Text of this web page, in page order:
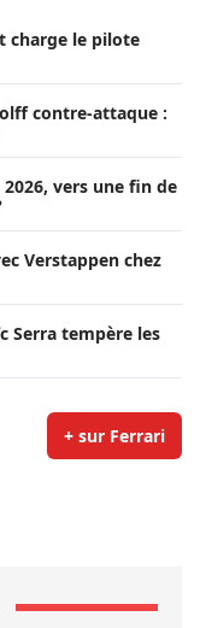
charge le pilote
contre-attaque :
vers une fin de
Verstappen chez
Serra tempère les
+ sur Ferrari